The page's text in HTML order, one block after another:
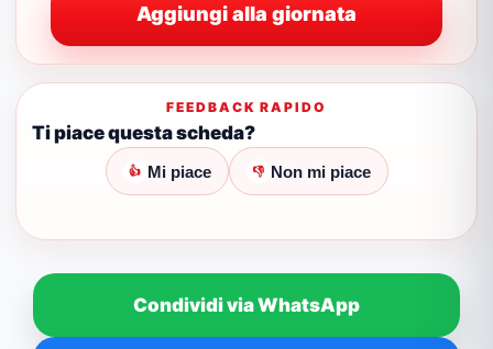
Aggiungi alla giornata
FEEDBACK RAPIDO
Ti piace questa scheda?
👍 Mi piace 👎 Non mi piace
Condividi via WhatsApp